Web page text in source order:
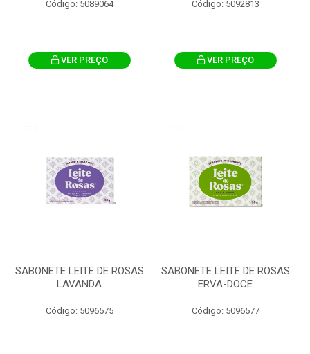
Código: 5089064
VER PREÇO
Código: 5092813
VER PREÇO
SABONETE LEITE DE ROSAS
LAVANDA
Código: 5096575
SABONETE LEITE DE ROSAS
ERVA-DOCE
Código: 5096577